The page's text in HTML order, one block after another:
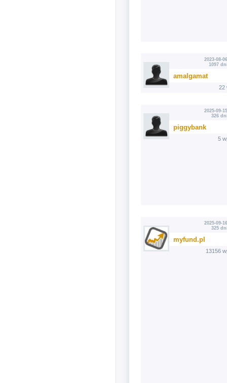
2023-08-
1097
amalgamat
22
2025-09-
326
piggybank
5
2025-09-
325
myfund.pl
13156